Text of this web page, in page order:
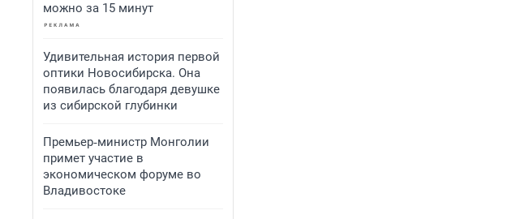
можно за 15 минут
Удивительная история первой
оптики Новосибирска. Она
появилась благодаря девушке
из сибирской глубинки
Премьер‑министр Монголии
примет участие в
экономическом форуме во
Владивостоке